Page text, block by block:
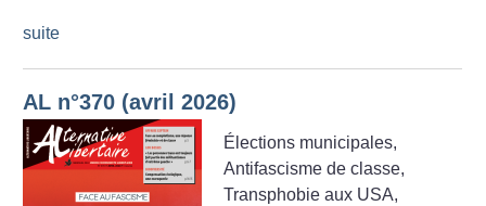
suite
AL n°370 (avril 2026)
Élections municipales,
Antifascisme de classe,
Transphobie aux USA,